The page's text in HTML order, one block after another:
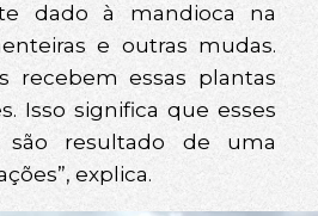
dado à mandioca na
e outras mudas.
recebem essas plantas
Isso significa que esses
são resultado de uma
explica.